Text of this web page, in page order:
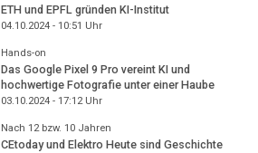
ETH und EPFL gründen KI-Institut
04.10.2024 - 10:51 Uhr
Hands-on
Das Google Pixel 9 Pro vereint KI und
hochwertige Fotografie unter einer Haube
03.10.2024 - 17:12Uhr
Nach 12 bzw. 10 Jahren
CEtoday und Elektro Heute sind Geschichte